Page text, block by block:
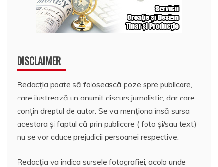
DISCLAIMER
Redacția poate să folosească poze spre publicare,
care ilustrează un anumit discurs jurnalistic, dar care
conțin dreptul de autor. Se va menționa însă sursa
acestora și faptul că prin publicare ( foto și/sau text)
nu se vor aduce prejudicii persoanei respective.
Redacția va indica sursele fotografiei, acolo unde